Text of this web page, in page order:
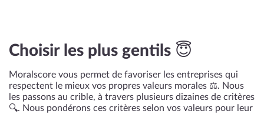
Choisir les plus gentils 😇
Moralscore vous permet de favoriser les entreprises qui
respectent le mieux vos propres valeurs morales ⚖️. Nous
les passons au crible, à travers plusieurs dizaines de critères
🔍. Nous pondérons ces critères selon vos valeurs pour leur